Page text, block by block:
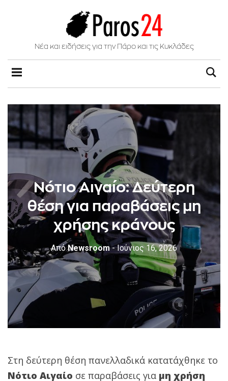
Νέα και ειδήσεις για την Πάρο και τις Κυκλάδες
Νότιο Αιγαίο: Δεύτερη
θέση για παραβάσεις μη
χρήσης κράνους
ΑπόNewsroom - Ιούνιος 16, 2026
Στη δεύτερη θέση πανελλαδικά κατατάχθηκε το
Νότιο Αιγαίο σε παραβάσεις για μη χρήση